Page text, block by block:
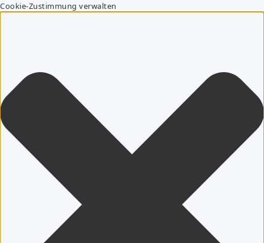
Cookie-Zustimmung verwalten